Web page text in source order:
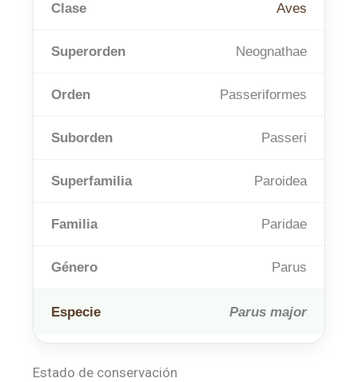
Clase Aves
Superorden Neognathae
Orden Passeriformes
Suborden Passeri
Superfamilia Paroidea
Familia Paridae
Género Parus
Especie Parus major
Estado de conservación